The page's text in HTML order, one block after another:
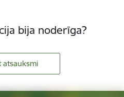
bija noderīga?
atsauksmi